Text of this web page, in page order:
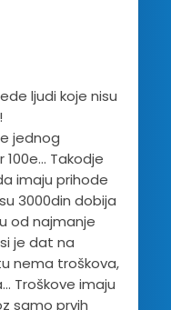
ljudi koje nisu
jednog
Takodje
imaju prihode
3000din dobija
od najmanje
je dat na
nema troškova,
Troškove imaju
samo prvih